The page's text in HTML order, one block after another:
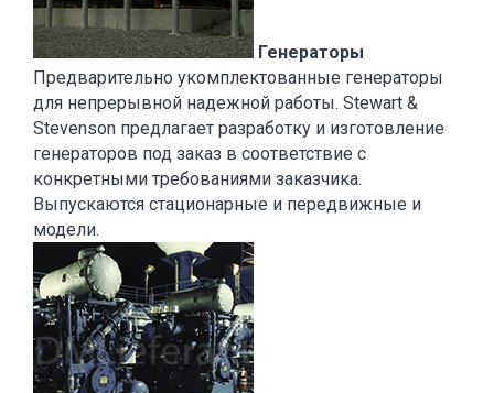
Генераторы
Предварительно укомплектованные генераторы
для непрерывной надежной работы. Stewart &
Stevenson предлагает разработку и изготовление
генераторов под заказ в соответствие с
конкретными требованиями заказчика.
Выпускаются стационарные и передвижные и
модели.